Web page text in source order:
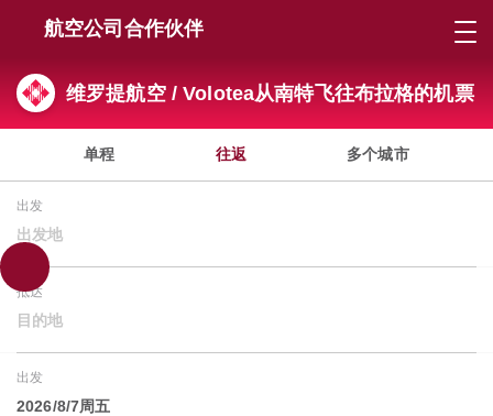
航空公司合作伙伴
维罗提航空 / Volotea从南特飞往布拉格的机票
单程 往返 多个城市
出发
出发地
抵达
目的地
出发
2026/8/7周五